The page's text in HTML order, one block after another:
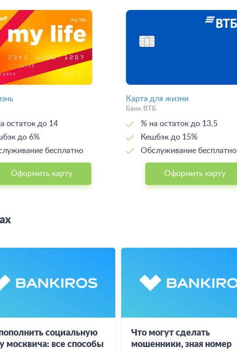
остаток до 14
до 6%
бесплатно
Оформить карту
Карта для жизни
Банк ВТБ
% на остаток до 13.5
Кешбэк до 15%
Обслуживание бесплатно
Оформить карту
социальную
москвича: все способы
Что могут сделать
мошенники, зная номер